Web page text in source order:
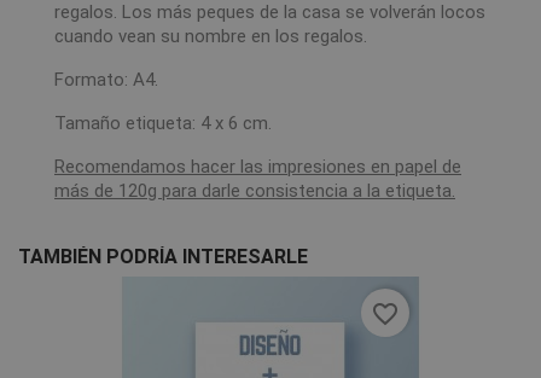
regalos. Los más peques de la casa se volverán locos
cuando vean su nombre en los regalos.
Formato: A4.
Tamaño etiqueta: 4 x 6 cm.
Recomendamos hacer las impresiones en papel de
más de 120g para darle consistencia a la etiqueta.
TAMBIÉN PODRÍA INTERESARLE
favorite_border